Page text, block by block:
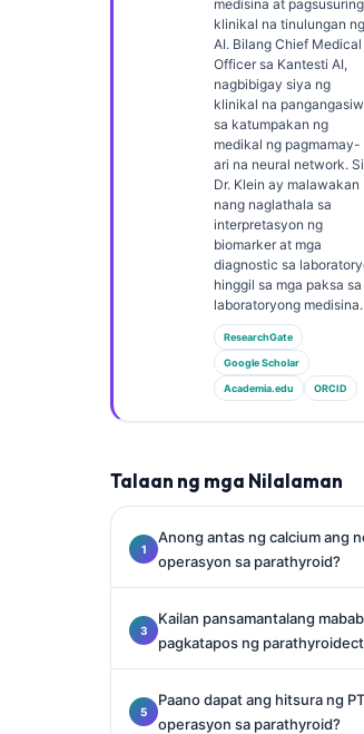
medisina at pagsusuring
klinikal na tinulungan ng
AI. Bilang Chief Medical
Officer sa Kantesti AI,
nagbibigay siya ng
klinikal na
sa katumpakan ng
medikal ng pagmamay-
ari na neural network. Si
Dr. Klein ay malawakan
nang naglathala sa
interpretasyon ng
biomarker at mga
diagnostic sa
hinggil sa mga paksa sa
laboratoryong medisina.
ResearchGate
Google Scholar
Academia.edu ORCID
Talaan ng mga Nilalaman
Anong antas ng calcium ang
operasyon sa parathyroid?
Kailan pansamantalang
pagkatapos ng
Paano dapat ang hitsura ng
operasyon sa parathyroid?